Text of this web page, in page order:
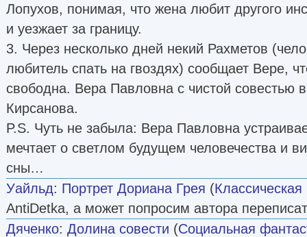
Лопухов, понимая, что жена любит другого
и уезжает за границу.
3. Через несколько дней некий Рахметов
любитель спать на гвоздях) сообщает Вере,
свободна. Вера Павловна с чистой совестью
Кирсанова.
P.S. Чуть не забыла: Вера Павловна
мечтает о светлом будущем человечества и
сны…
Уайльд: Портрет Дориана Грея (Классическая
AntiDetka, а может попросим автора
Дяченко: Долина совести (Социальная